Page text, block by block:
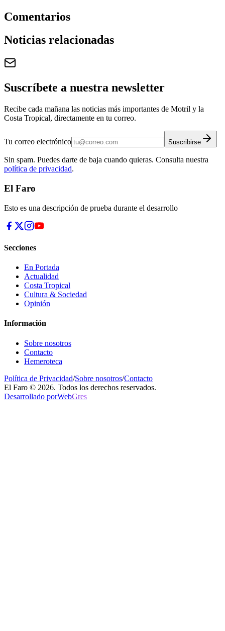
Comentarios
Noticias relacionadas
Suscríbete a nuestra newsletter
Recibe cada mañana las noticias más importantes de Motril y la
Costa Tropical, directamente en tu correo.
Tu correo electrónico Suscribirse
Sin spam. Puedes darte de baja cuando quieras. Consulta nuestra
política de privacidad.
El Faro
Esto es una descripción de prueba durante el desarrollo
Secciones
En Portada
Actualidad
Costa Tropical
Cultura & Sociedad
Opinión
Información
Sobre nosotros
Contacto
Hemeroteca
Política de Privacidad/Sobre nosotros/Contacto
El Faro © 2026. Todos los derechos reservados.
Desarrollado porWebGres